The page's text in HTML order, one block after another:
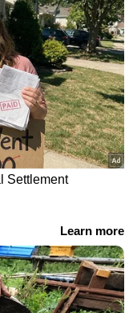
തുടർ
പറഞ്ഞു.
സമ്മേളനത്തിൽ
കൺട്രി
നോർക്ക
നമ്പൂതിരി,